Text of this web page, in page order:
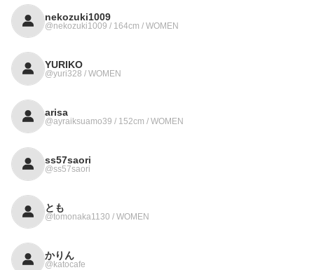
nekozuki1009
@nekozuki1009 / 164cm / WOMEN
YURIKO
@yuri328 / WOMEN
arisa
@ayraiksuamo39 / 152cm / WOMEN
ss57saori
@ss57saori
とも
@tomonaka1130 / WOMEN
かりん
@katocafe